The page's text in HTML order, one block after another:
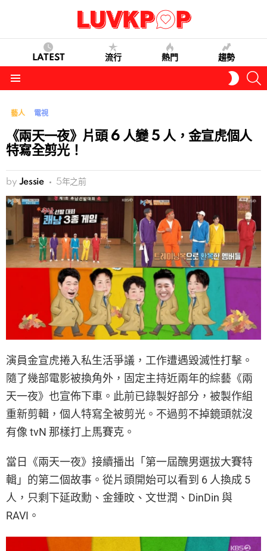
LATEST 流行 熱門 趨勢
SKIN
藝人 電視
《兩天一夜》片頭 6 人變 5 人，金宣虎個人
特寫全剪光！
by Jessie 5年之前
演員金宣虎捲入私生活爭議，工作遭遇毀滅性打擊。
隨了幾部電影被換角外，固定主持近兩年的綜藝《兩
天一夜》也宣佈下車。此前已錄製好部分，被製作組
重新剪輯，個人特寫全被剪光。不過剪不掉鏡頭就沒
有像 tvN 那樣打上馬賽克。
當日《兩天一夜》接續播出「第一屆醜男選拔大賽特
輯」的第二個故事。從片頭開始可以看到 6 人換成 5
人，只剩下延政勳、金鍾旼、文世潤、DinDin 與
RAVI。